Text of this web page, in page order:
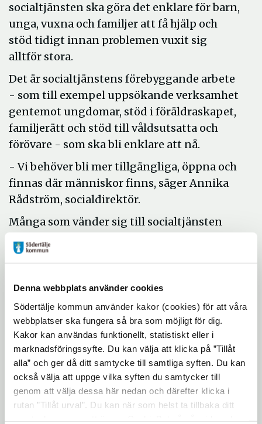
Denna webbplats använder cookies
Södertälje kommun använder kakor (cookies) för att våra
webbplatser ska fungera så bra som möjligt för dig.
Kakor kan användas funktionellt, statistiskt eller i
marknadsföringssyfte. Du kan välja att klicka på ”Tillåt
alla” och ger då ditt samtycke till samtliga syften. Du kan
också välja att uppge vilka syften du samtycker till
genom att välja dessa här nedan och därefter klicka i
rutan ”Tillåt urval”. Du kan när som helst ta tillbaka ditt
socialtjänsten ska göra det enklare för barn,
unga, vuxna och familjer att få hjälp och
stöd tidigt innan problemen vuxit sig
alltför stora.
Det är socialtjänstens förebyggande arbete
- som till exempel uppsökande verksamhet
gentemot ungdomar, stöd i föräldraskapet,
familjerätt och stöd till våldsutsatta och
förövare - som ska bli enklare att nå.
- Vi behöver bli mer tillgängliga, öppna och
finnas där människor finns, säger Annika
Rådström, socialdirektör.
Många som vänder sig till socialtjänsten
kan få stöd utan biståndsprövning genom
tidiga insatser både enskilt och i grupp.
högre grad satsa på förebyggande arbete,
säger Viktoria Larsson som blir ny
verksamhetschef för första linjens
socialtjänst.
Första linjen ska finnas nära den som söker
stöd och råd och snabbt kunna ge insatser
som inte kräver biståndsbedömning.